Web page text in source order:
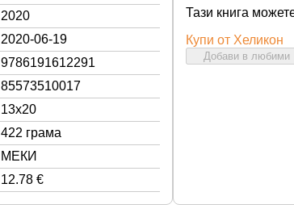
2020
2020-06-19
9786191612291
85573510017
13x20
422 грама
МЕКИ
12.78 €
Тази книга
Купи от Хеликон
Добави в любими